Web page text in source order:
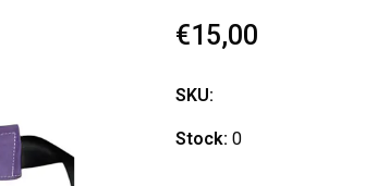
€15,00
SKU:
Stock: 0